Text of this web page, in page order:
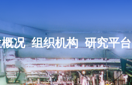
况 组织机构 研究平台